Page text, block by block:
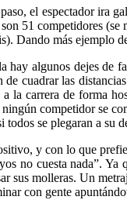
el espectador ira
51 competidores
Dando más ejemplo
hay algunos dejes de
cuadrar las
la carrera de forma
competidor se
todos se plegaran a
y con lo que
no cuesta nada”.
sus molleras. Un
con gente